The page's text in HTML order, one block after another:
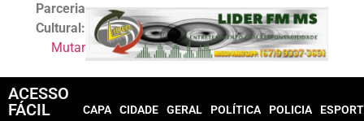
Parceria
Cultural:
Mutar
ACESSO
FÁCIL
CAPA CIDADE GERAL POLÍTICA POLICIA